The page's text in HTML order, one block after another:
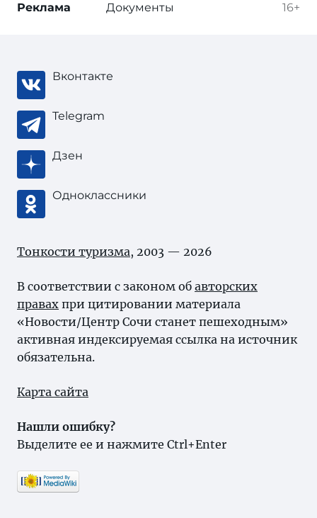
16+
Реклама Документы
Вконтакте
Telegram
Дзен
Одноклассники
Тонкости туризма, 2003 — 2026
В соответствии с законом об авторских
правах при цитировании материала
«Новости/Центр Сочи станет пешеходным»
активная индексируемая ссылка на источник
обязательна.
Карта сайта
Нашли ошибку?
Выделите ее и нажмите Ctrl+Enter